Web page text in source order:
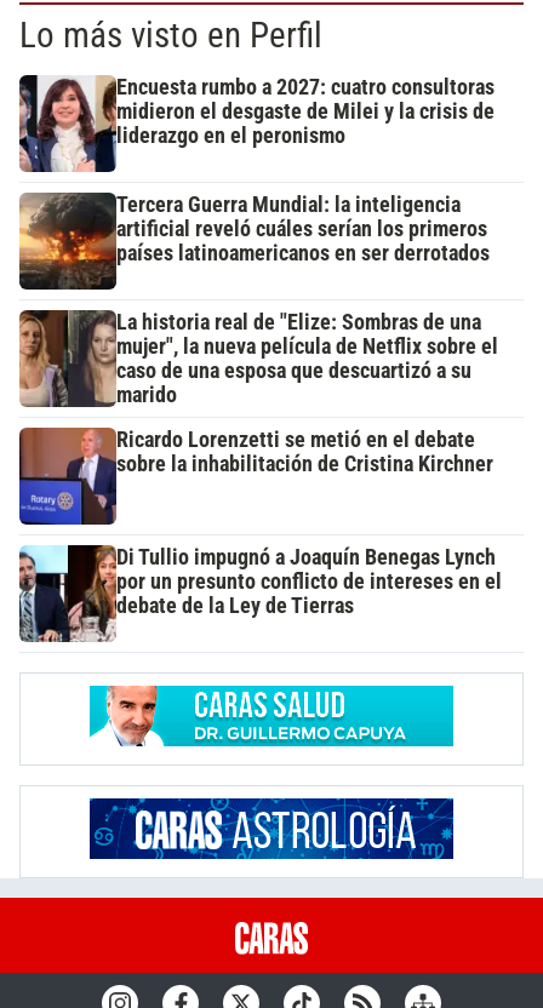
Lo más visto en Perfil
Encuesta rumbo a 2027: cuatro consultoras
midieron el desgaste de Milei y la crisis de
liderazgo en el peronismo
Tercera Guerra Mundial: la inteligencia
artificial reveló cuáles serían los primeros
países latinoamericanos en ser derrotados
La historia real de "Elize: Sombras de una
mujer", la nueva película de Netflix sobre el
caso de una esposa que descuartizó a su
marido
Ricardo Lorenzetti se metió en el debate
sobre la inhabilitación de Cristina Kirchner
Di Tullio impugnó a Joaquín Benegas Lynch
por un presunto conflicto de intereses en el
debate de la Ley de Tierras